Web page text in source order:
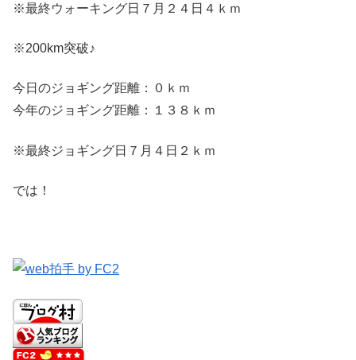
※最終ウォーキング日７月２４日４ｋｍ
※200km突破♪
今日のジョギング距離：０ｋｍ
今年のジョギング距離：１３８ｋｍ
※最終ジョギング日７月４日２ｋｍ
では！